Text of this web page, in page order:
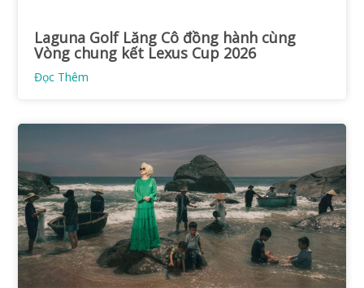
Laguna Golf Lăng Cô đồng hành cùng
Vòng chung kết Lexus Cup 2026
Đọc Thêm